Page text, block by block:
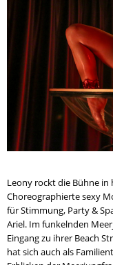
Leony rockt die Bühne in
Choreographierte sexy
für Stimmung, Party &
Ariel. Im funkelnden
Eingang zu ihrer Beach
hat sich auch als